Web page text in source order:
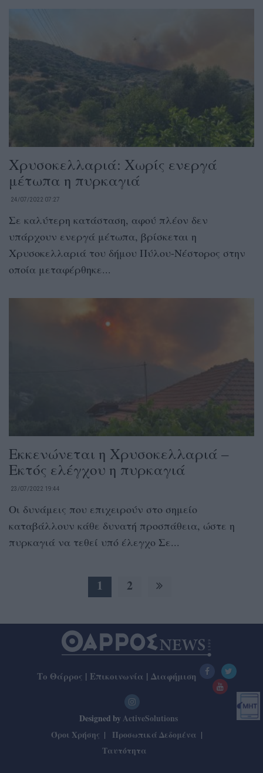
Χρυσοκελλαριά: Χωρίς ενεργά
μέτωπα η πυρκαγιά
24/07/2022 07:27
Σε καλύτερη κατάσταση, αφού πλέον δεν
υπάρχουν ενεργά μέτωπα, βρίσκεται η
Χρυσοκελλαριά του δήμου Πύλου-Νέστορος στην
οποία μεταφέρθηκε...
Εκκενώνεται η Χρυσοκελλαριά –
Εκτός ελέγχου η πυρκαγιά
23/07/2022 19:44
Οι δυνάμεις που επιχειρούν στο σημείο
καταβάλλουν κάθε δυνατή προσπάθεια, ώστε η
πυρκαγιά να τεθεί υπό έλεγχο Σε...
1 2
Το Θάρρος | Επικοινωνία | Διαφήμιση
Designed by ActiveSolutions
Όροι Χρήσης
Προσωπικά Δεδομένα
Ταυτότητα